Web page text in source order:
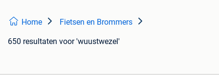
Home Fietsen en Brommers
650 resultaten voor 'wuustwezel'